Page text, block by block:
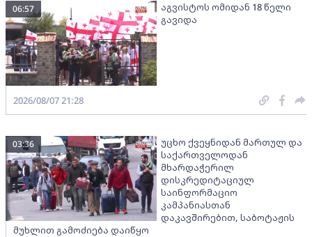
აგვისტოს ომიდან 18 წელი
გავიდა
06:57
2026/08/07 21:28
უცხო ქვეყნიდან მართულ და
საქართველოდან
მხარდაჭერილ
დისკრედიტაციულ
საინფორმაციო
კამპანიასთან
დაკავშირებით, საბოტაჟის
მუხლით გამოძიება დაიწყო
03:36